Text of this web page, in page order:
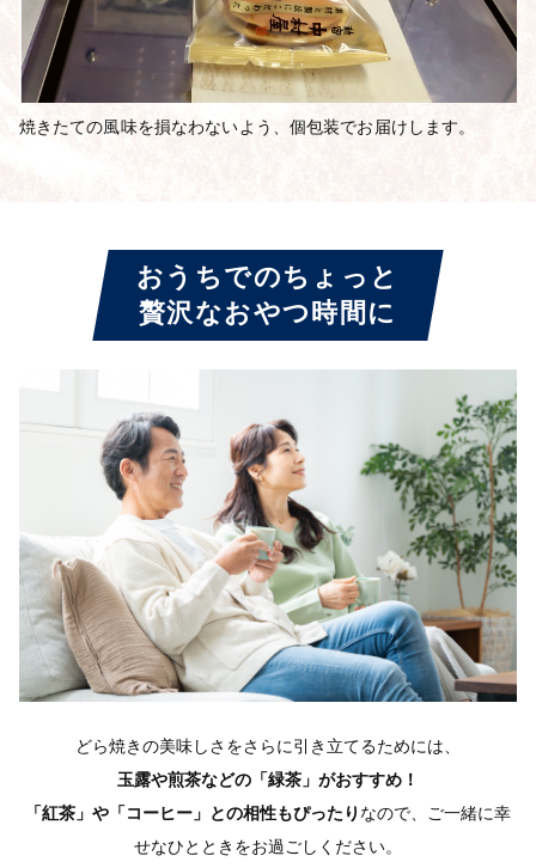
焼きたての風味を損なわないよう、個包装でお届けします。
おうちでのちょっと
贅沢なおやつ時間に
どら焼きの美味しさをさらに引き立てるためには、
玉露や煎茶などの「緑茶」がおすすめ！
「紅茶」や「コーヒー」との相性もぴったり なので、
ご一緒に幸
せなひとときをお過ごしください。